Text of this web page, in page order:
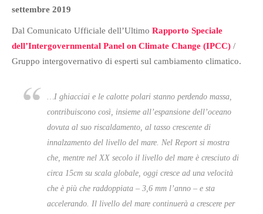
settembre 2019
Dal Comunicato Ufficiale dell’Ultimo Rapporto Speciale
dell’Intergovernmental Panel on Climate Change (IPCC) /
Gruppo intergovernativo di esperti sul cambiamento climatico.
…I ghiacciai e le calotte polari stanno perdendo massa,
contribuiscono così, insieme all’espansione dell’oceano
dovuta al suo riscaldamento, al tasso crescente di
innalzamento del livello del mare. Nel Report si mostra
che, mentre nel XX secolo il livello del mare è cresciuto di
circa 15cm su scala globale, oggi cresce ad una velocità
che è più che raddoppiata – 3,6 mm l’anno – e sta
accelerando. Il livello del mare continuerà a crescere per